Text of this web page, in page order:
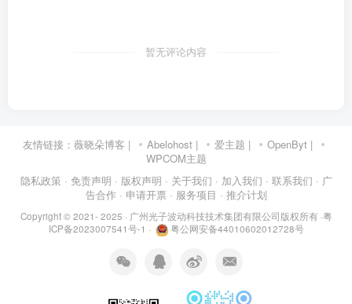
暂无评论内容
友情链接： 薇晓朵博客 | Abelohost | 爱主题 | OpenByt |
WPCOM主题
隐私政策 · 免责声明 · 版权声明 · 关于我们 · 加入我们 · 联系我们 · 广
告合作 · 申请开票 · 服务项目 · 推介计划
Copyright © 2021- 2025 · 广州光子波动科技技术集团有限公司版权所有·粤
ICP备2023007541号-1 · 粤公网安备44010602012728号